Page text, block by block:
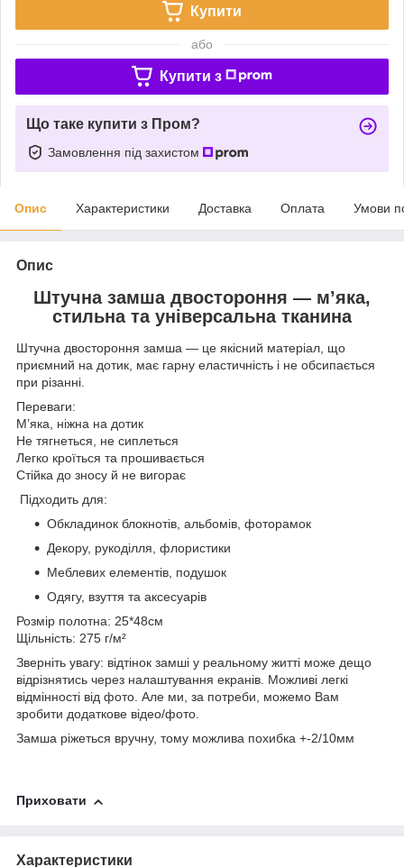
Купити
або
Купити з
Що таке купити з Пром?
Замовлення під захистом
Опис Характеристики Доставка Оплата Умови
Опис
Штучна замша двостороння — м’яка,
стильна та універсальна тканина
Штучна двостороння замша — це якісний матеріал, що
приємний на дотик, має гарну еластичність і не обсипається
при різанні.
Переваги:
М’яка, ніжна на дотик
Не тягнеться, не сиплеться
Легко кроїться та прошивається
Стійка до зносу й не вигорає
Підходить для:
Обкладинок блокнотів, альбомів, фоторамок
Декору, рукоділля, флористики
Меблевих елементів, подушок
Одягу, взуття та аксесуарів
Розмір полотна: 25*48см
Щільність: 275 г/м²
Зверніть увагу: відтінок замші у реальному житті може дещо
відрізнятись через налаштування екранів. Можливі легкі
відмінності від фото. Але ми, за потреби, можемо Вам
зробити додаткове відео/фото.
Замша ріжеться вручну, тому можлива похибка +-2/10мм
Приховати
Характеристики